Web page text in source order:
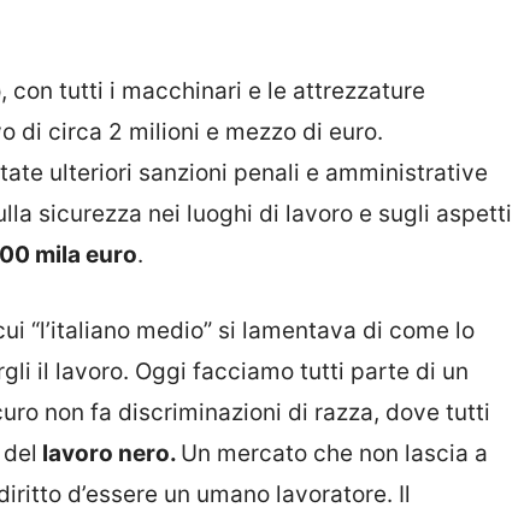
con tutti i macchinari e le attrezzature
di circa 2 milioni e mezzo di euro.
ulteriori sanzioni penali e amministrative
sicurezza nei luoghi di lavoro e sugli aspetti
mila euro.
“l’italiano medio” si lamentava di come lo
il lavoro. Oggi facciamo tutti parte di un
non fa discriminazioni di razza, dove tutti
lavoro nero. Un mercato che non lascia a
d’essere un umano lavoratore. Il